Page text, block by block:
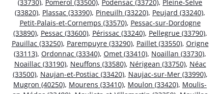
(33730), Pomerol (33500), Podensac (33720), Pleine-Selve
(33820), Plassac (33390), Pineuilh (33220), Peujard (33240),
Petit-Palais-et-Cornemps (33570), Pessac-sur-Dordogne
(33890), Pessac (33600), Périssac (33240), Pellegrue (33790),
Pauillac (33250), Parempuyre (33290), Paillet (33550), Origne
(33113), Ordonnac (33340), Omet (33410), Noaillan (33730),
Noaillac (33190), Neuffons (33580), Nérigean (33750), Néac
(33500), Naujan-et-Postiac (33420), Naujac-sur-Mer (33990),
Mugron (40250), Mourens (33410), Moulon (33420), Moulis-